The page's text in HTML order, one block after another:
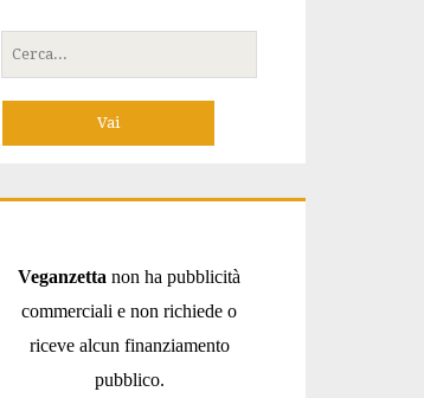
Cerca
per:
Veganzetta non ha pubblicità
commerciali e non richiede o
riceve alcun finanziamento
pubblico.